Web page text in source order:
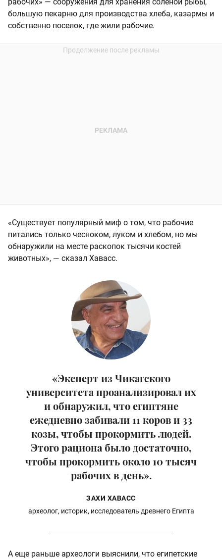
большую пекарню для производства хлеба, казармы и
собственно поселок, где жили рабочие.
«Существует популярный миф о том, что рабочие
питались только чесноком, луком и хлебом, но мы
обнаружили на месте раскопок тысячи костей
животных», — сказал Хавасс.
«Эксперт из Чикагского
университета проанализировал их
и обнаружил, что египтяне
ежедневно забивали 11 коров и 33
козы, чтобы прокормить людей.
Этого рациона было достаточно,
чтобы прокормить около 10 тысяч
рабочих в день».
ЗАХИ ХАВАСС
археолог, историк, исследователь древнего Египта
А еще раньше археологи выяснили, что египетские